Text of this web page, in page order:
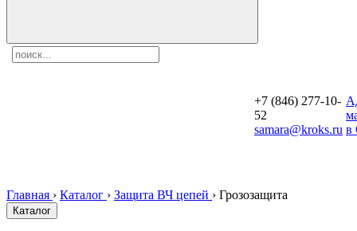
+7 (846) 277-10-
52
samara@kroks.ru в
Главная › Каталог › Защита ВЧ цепей › Грозозащита
Каталог